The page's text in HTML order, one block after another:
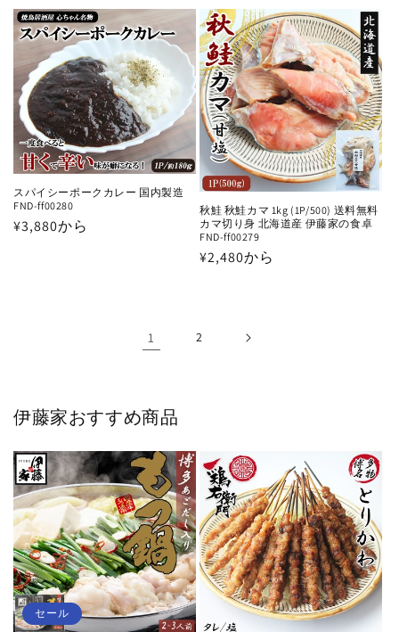
価
格
格
スパイシーポークカレー 国内製造
FND-ff00280
通
¥3,880から
秋鮭 秋鮭カマ 1kg (1P/500) 送料無料
カマ切り身 北海道産 伊藤家の食卓
FND-ff00279
通
¥2,480から
1 2
伊藤家おすすめ商品
セール